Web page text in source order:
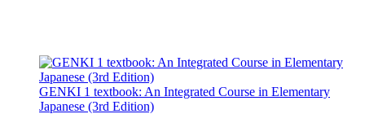
GENKI 1 textbook: An Integrated Course in Elementary
Japanese (3rd Edition)